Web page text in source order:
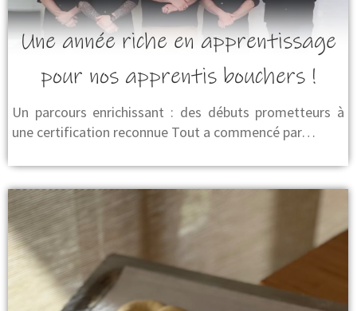
Une année riche en apprentissage
pour nos apprentis bouchers !
Un parcours enrichissant : des débuts prometteurs à
une certification reconnue Tout a commencé par…